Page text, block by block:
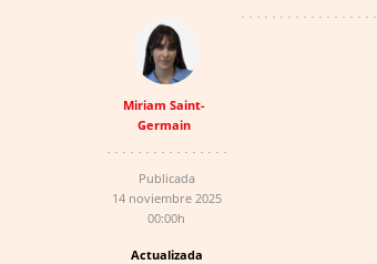
Miriam Saint-
Germain
Publicada
14 noviembre 2025
00:00h
Actualizada